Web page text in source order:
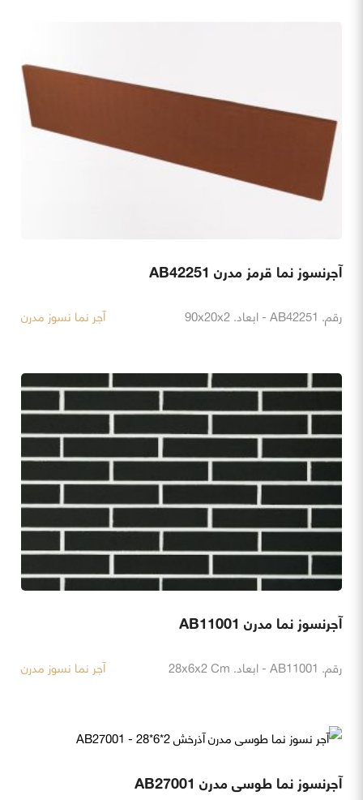
آجرنسوز نما قرمز مدرن AB42251
رقم. AB42251 - ابعاد. 90x20x2 آجر نما نسوز مدرن
آجرنسوز نما مدرن AB11001
رقم. AB11001 - ابعاد. 28x6x2 Cm آجر نما نسوز مدرن
آجرنسوز نما طوسی مدرن AB27001